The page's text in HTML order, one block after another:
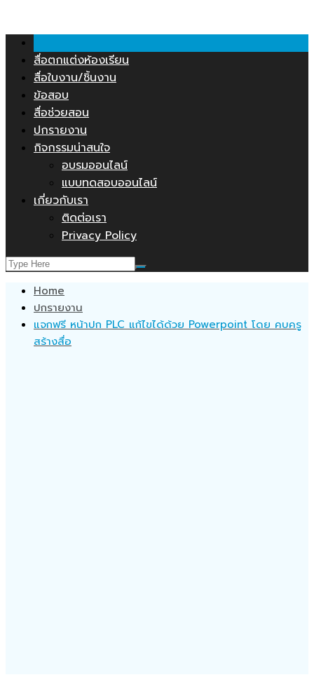
content
สื่อตกแต่งห้องเรียน
สื่อใบงาน/ชิ้นงาน
ข้อสอบ
สื่อช่วยสอน
ปกรายงาน
กิจกรรมน่าสนใจ
อบรมออนไลน์
แบบทดสอบออนไลน์
เกี่ยวกับเรา
ติดต่อเรา
Privacy Policy
Home
ปกรายงาน
แจกฟรี หน้าปก PLC แก้ไขได้ด้วย Powerpoint โดย คบครู
สร้างสื่อ